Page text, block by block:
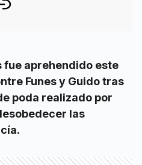
fue aprehendido este
Funes y Guido tras
poda realizado por
las